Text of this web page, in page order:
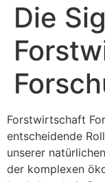
Die
Forstwirtschaft
entscheidende
unserer
der komplexen